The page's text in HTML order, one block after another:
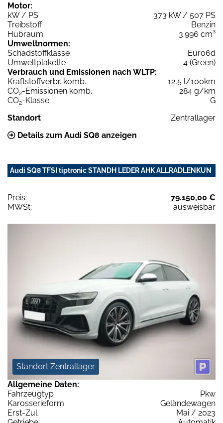
Motor:
kW / PS
373 kW / 507 PS
Treibstoff
Benzin
Hubraum
3.996 cm³
Umweltnormen:
Schadstoffklasse
Euro6d
Umweltplakette
4 (Green)
Verbrauch und Emissionen nach WLTP:
Kraftstoffverbr. komb.
12,5 l/100km
CO2-Emissionen komb.
284 g/km
CO2-Klasse
G
Standort
Zentrallager
Details zum Audi SQ8 anzeigen
Audi SQ8 TFSI tiptronic STANDH LEDER AHK ALLRADLENKUN
Preis:
79.150,00 €
MWSt:
ausweisbar
Standort Zentrallager
Allgemeine Daten:
Fahrzeugtyp
Pkw
Karosserieform
Geländewagen
Erst-Zul.
Mai / 2023